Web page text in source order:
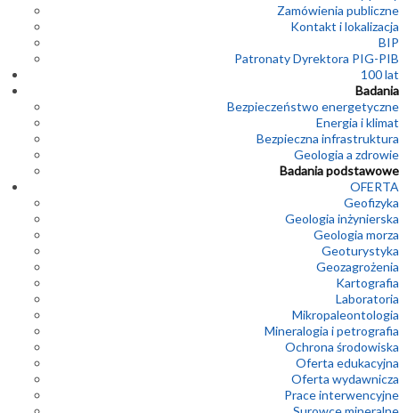
Zamówienia publiczne
Kontakt i lokalizacja
BIP
Patronaty Dyrektora PIG-PIB
100 lat
Badania
Bezpieczeństwo energetyczne
Energia i klimat
Bezpieczna infrastruktura
Geologia a zdrowie
Badania podstawowe
OFERTA
Geofizyka
Geologia inżynierska
Geologia morza
Geoturystyka
Geozagrożenia
Kartografia
Laboratoria
Mikropaleontologia
Mineralogia i petrografia
Ochrona środowiska
Oferta edukacyjna
Oferta wydawnicza
Prace interwencyjne